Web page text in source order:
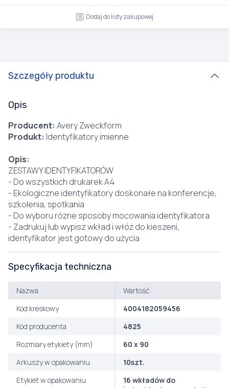
Dodaj do listy zakupowej
Szczegóły produktu
Opis
Producent: Avery Zweckform
Produkt: Identyfikatory imienne
Opis:
ZESTAWY IDENTYFIKATORÓW
- Do wszystkich drukarek A4
- Ekologiczne identyfikatory doskonałe na konferencje,
szkolenia, spotkania
- Do wyboru różne sposoby mocowania identyfikatora
- Zadrukuj lub wypisz wkład i włóż do kieszeni,
identyfikator jest gotowy do użycia
Specyfikacja techniczna
Nazwa
Wartość
Kod kreskowy
4004182059456
Kod producenta
4825
Rozmiary etykiety (mm)
60 x 90
Arkuszy w opakowaniu
10szt.
Etykiet w opakowaniu
16 wkładów do